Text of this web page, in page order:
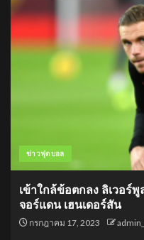
ข่าวฟุตบอล
เข้าใกล้ข้อตกลง ลิเวอร์
จอร์แดน เฮนเดอร์สัน
กรกฎาคม 17, 2023